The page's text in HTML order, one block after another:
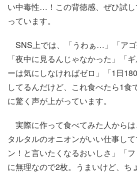
い中毒性…！この背徳感、ぜひ試し
っています。
SNS上では、「うわぁ…」「アゴ
「夜中に見るんじゃなかった」「
ーは気にしなければゼロ」「1日
してるんだけど、これ食べたら1食
に驚く声が上がっています。
実際に作って食べてみた人からは
タルタルのオニオンがいい仕事し
ン！と言いたくなるおいしさ」「
に無理なので2枚。うまいけど、ち